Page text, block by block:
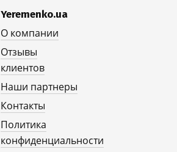
Yeremenko.ua
О компании
Отзывы
клиентов
Наши партнеры
Контакты
Политика
конфиденциальности